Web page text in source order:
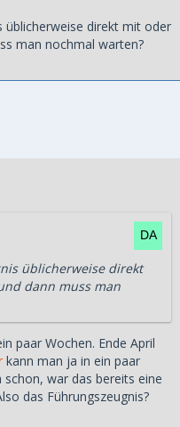
üblicherweise direkt mit oder
man nochmal warten?
üblicherweise direkt
dann muss man
paar Wochen. Ende April
kann man ja in ein paar
schon, war das bereits eine
das Führungszeugnis?